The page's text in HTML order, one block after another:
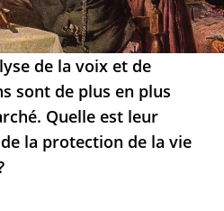
de la voix et de
sont de plus en plus
Quelle est leur
la protection de la vie